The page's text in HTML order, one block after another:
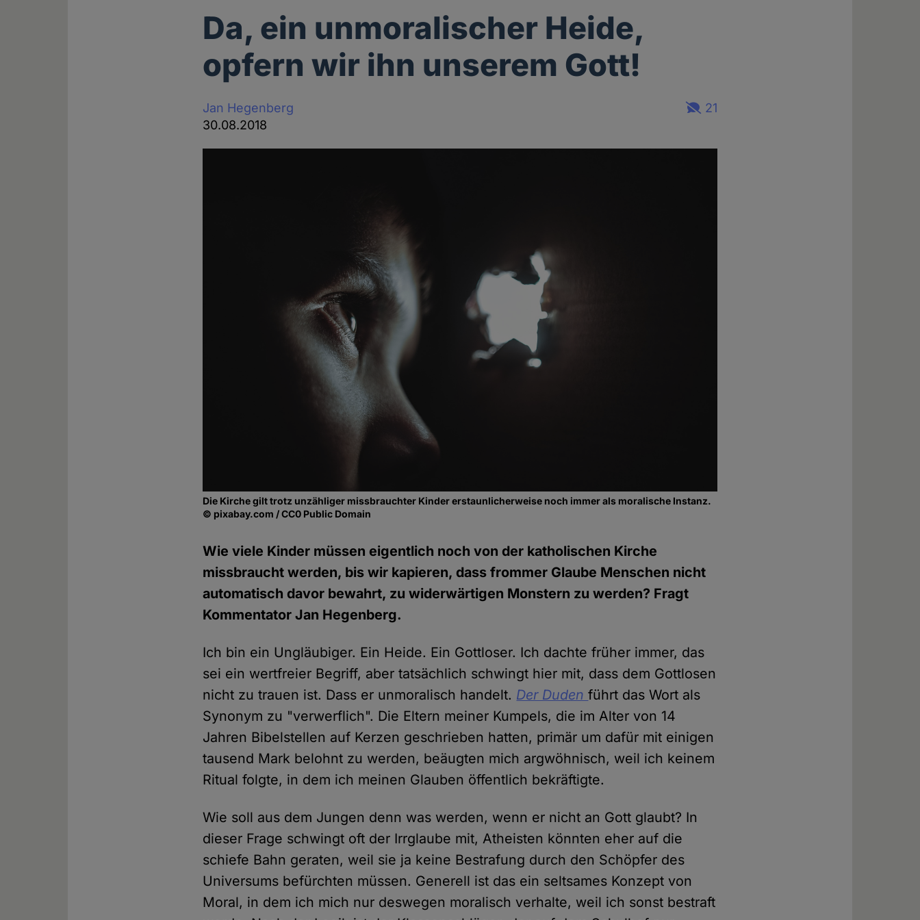
Da, ein unmoralischer Heide,
opfern wir ihn unserem Gott!
Jan Hegenberg
30.08.2018
21
Die Kirche gilt trotz unzähliger missbrauchter Kinder erstaunlicherweise noch immer als moralische Instanz.
© pixabay.com / CC0 Public Domain
Wie viele Kinder müssen eigentlich noch von der katholischen Kirche
missbraucht werden, bis wir kapieren, dass frommer Glaube Menschen nicht
automatisch davor bewahrt, zu widerwärtigen Monstern zu werden? Fragt
Kommentator Jan Hegenberg.
Ich bin ein Ungläubiger. Ein Heide. Ein Gottloser. Ich dachte früher immer, das
sei ein wertfreier Begriff, aber tatsächlich schwingt hier mit, dass dem Gottlosen
nicht zu trauen ist. Dass er unmoralisch handelt. Der Dudenführt das Wort als
Synonym zu "verwerflich". Die Eltern meiner Kumpels, die im Alter von 14
Jahren Bibelstellen auf Kerzen geschrieben hatten, primär um dafür mit einigen
tausend Mark belohnt zu werden, beäugten mich argwöhnisch, weil ich keinem
Ritual folgte, in dem ich meinen Glauben öffentlich bekräftigte.
Wie soll aus dem Jungen denn was werden, wenn er nicht an Gott glaubt? In
dieser Frage schwingt oft der Irrglaube mit, Atheisten könnten eher auf die
schiefe Bahn geraten, weil sie ja keine Bestrafung durch den Schöpfer des
Universums befürchten müssen. Generell ist das ein seltsames Konzept von
Moral, in dem ich mich nur deswegen moralisch verhalte, weil ich sonst bestraft